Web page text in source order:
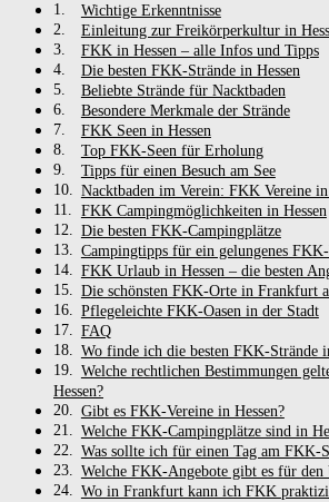
Wichtige Erkenntnisse
Einleitung zur Freikörperkultur in
FKK in Hessen – alle Infos und Tipps
Die besten FKK-Strände in Hessen
Beliebte Strände für Nacktbaden
Besondere Merkmale der Strände
FKK Seen in Hessen
Top FKK-Seen für Erholung
Tipps für einen Besuch am See
Nacktbaden im Verein: FKK Vereine in
FKK Campingmöglichkeiten in Hessen
Die besten FKK-Campingplätze
Campingtipps für ein gelungenes FKK-
FKK Urlaub in Hessen – die besten
Die schönsten FKK-Orte in Frankfurt
Pflegeleichte FKK-Oasen in der Stadt
FAQ
Wo finde ich die besten FKK-Strände
Welche rechtlichen Bestimmungen
Hessen?
Gibt es FKK-Vereine in Hessen?
Welche FKK-Campingplätze sind in
Was sollte ich für einen Tag am FKK-
Welche FKK-Angebote gibt es für den
Wo in Frankfurt kann ich FKK